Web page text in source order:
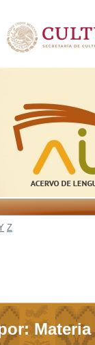
Z
Materia